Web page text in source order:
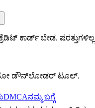
ಕಾರ್ಡ್ ಬೇಡ.
ಡೌನ್‌ಲೋಡರ್ ಟೂಲ್.
DMCAನಮ್ಮ ಬಗ್ಗೆ